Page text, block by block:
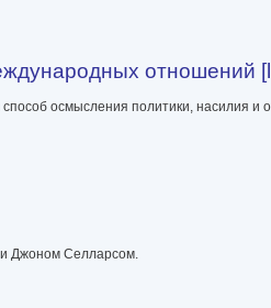
отношений
осмысления политики, насилия и
[litres]
Джоном Селларсом.